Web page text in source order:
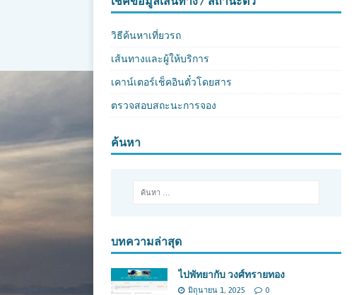
วิธีค้นหาเที่ยวรถ
เส้นทางและผู้ให้บริการ
เคาน์เตอร์เช็คอินตั๋วโดยสาร
ตรวจสอบสถะนะการจอง
ค้นหา
บทความล่าสุด
ไปพัทยากับ วงศ์ทรายทอง
มิถุนายน 1, 2025 0